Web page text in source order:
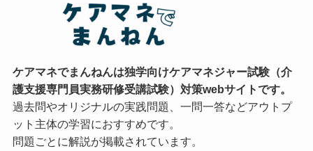
ケアマネでまんねんは独学向けケアマネジャー試験（介
護支援専門員実務研修受講試験）対策webサイトです。
過去問やオリジナルの実践問題、一問一答などアウトプ
ット主体の学習におすすめです。
問題ごとに解説が掲載されています。